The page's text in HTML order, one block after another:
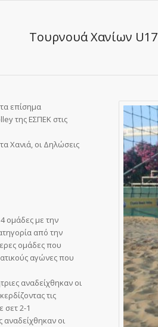
Τουρνουά Χανίων U17
επίσημα
της ΕΣΠΕΚ στις
Χανιά, οι Δηλώσεις
ομάδες με την
από την
ομάδες που
αγώνες που
αναδείχθηκαν οι
κερδίζοντας τις
σετ 2-1
αναδείχθηκαν οι